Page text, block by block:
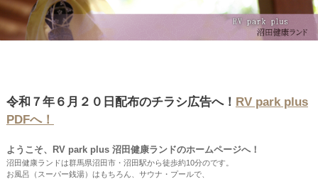
令和７年６月２０日配布のチラシ広告へ！ RV park plus
PDFへ！
ようこそ、RV park plus 沼田健康ランドのホームページへ！
沼田健康ランドは群馬県沼田市・沼田駅から徒歩約10分のです。
お風呂（スーパー銭湯）はもちろん、サウナ・プールで、